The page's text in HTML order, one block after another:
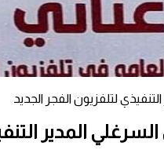
لتلفزيون الفجر الجديد
المدير